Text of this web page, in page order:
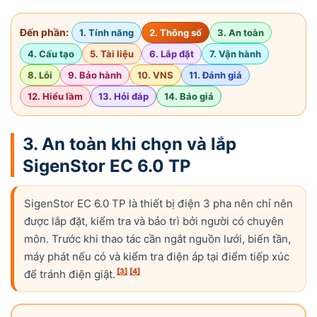
Đến phần: 1. Tính năng 2. Thông số
3. An toàn
4. Cấu tạo
5. Tài liệu 6. Lắp đặt
7. Vận hành
8. Lỗi
9. Bảo hành 10. VNS
11. Đánh giá
12. Hiểu lầm
13. Hỏi đáp 14. Báo giá
3. An toàn khi chọn và lắp
SigenStor EC 6.0 TP
SigenStor EC 6.0 TP là thiết bị điện 3 pha nên chỉ nên
được lắp đặt, kiểm tra và bảo trì bởi người có chuyên
môn. Trước khi thao tác cần ngắt nguồn lưới, biến tần,
máy phát nếu có và kiểm tra điện áp tại điểm tiếp xúc
để tránh điện giật. [3] [4]